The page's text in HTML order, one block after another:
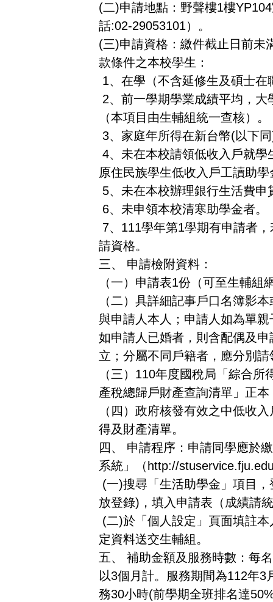
(二)申請地點：野聲樓1樓
話:02-29053101）。
(三)申請資格：繳件截止日前未
款條件之本校學生：
1、在學（不含延修生及碩士
2、前一學期學業成績平均，
（本項目由生輔組統一查核）
3、家庭年所得在新台幣(以下
4、未在本校請領低收入戶就
原住民族學生低收入戶工讀助
5、未在本校辦理銀行生活費
6、未申領本校清寒助學金者。
7、111學年第1學期有申請者
請資格。
三、 申請檢附資料：
（一）申請表1份（可至生輔組
（二）具詳細記事戶口名簿影
與申請人本人；申請人如為單
如申請人已婚者，則含配偶及
立；分屬不同戶籍者，應分別請
（三）110年度國稅局「綜合
產稅總歸戶財產查詢清單」正
（四）政府核發有效之中低收
得及財產清單。
四、 申請程序：申請同學應於
系統」（http://
(一)搜尋「生活助學金」項目
放登錄)，填入申請表（成績請
(二)於「個人設定」頁面填註
定資料送交生輔組。
五、 補助金額及服務時數：每
以3個月計。服務期間為112年
務30小時(前學期全班排名達